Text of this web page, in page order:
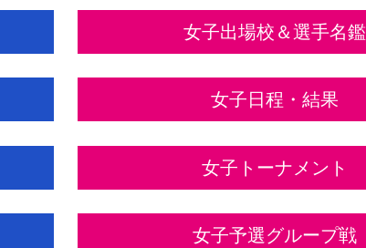
女子出場校＆選手名鑑
女子日程・結果
女子トーナメント
女子予選グループ戦